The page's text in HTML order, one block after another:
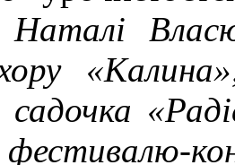
Наталі
садочка